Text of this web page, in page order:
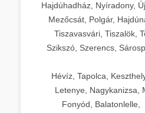
Hajdúhadház, Nyíradony,
Mezőcsát, Polgár,
Tiszavasvári, Tiszalök,
Szikszó, Szerencs,
Hévíz, Tapolca,
Letenye, Nagykanizsa,
Fonyód, Balatonlelle,